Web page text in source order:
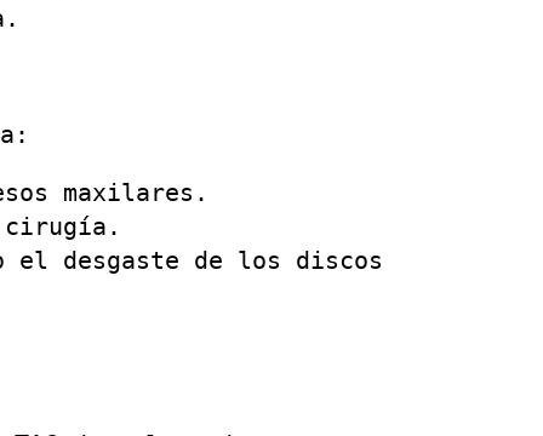
maxilares.
cirugía.
el desgaste de los discos